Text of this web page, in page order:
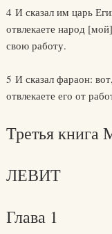
4 И сказал им царь
отвлекаете народ
свою работу.
5 И сказал фараон:
отвлекаете его от
Третья книга
ЛЕВИТ
Глава 1